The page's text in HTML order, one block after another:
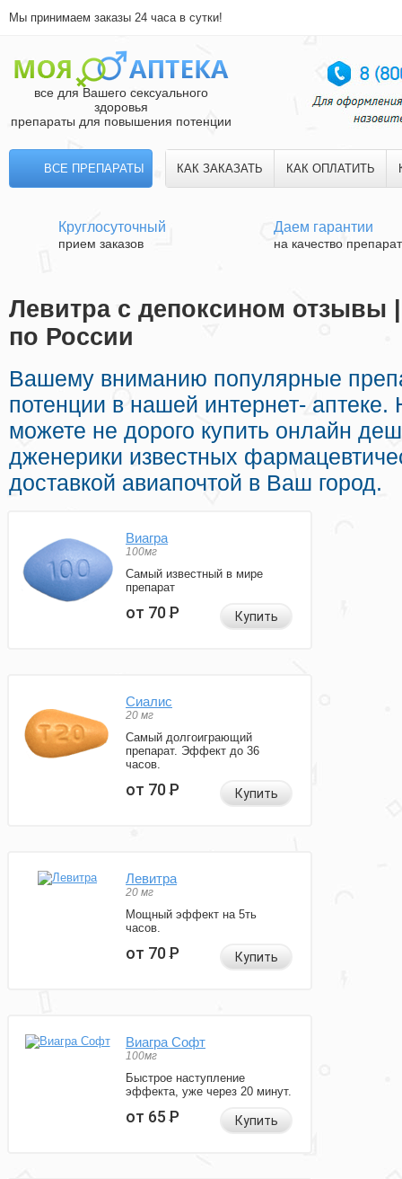
Мы принимаем заказы 24 часа в сутки!
все для Вашего сексуального
здоровья
препараты для повышения потенции
ВСЕ ПРЕПАРАТЫ КАК ЗАКАЗАТЬ КАК ОПЛАТИТЬ
Круглосуточный
прием заказов
Даем гарантии
на качество
Левитра с депоксином отзывы
по России
Вашему вниманию популярные
потенции в нашей интернет-
можете не дорого купить онлайн
дженерики известных
доставкой авиапочтой в Ваш город.
Виагра
100мг
Самый известный в мире
препарат
от 70Р Купить
Сиалис
20 мг
Самый долгоиграющий
препарат. Эффект до 36
часов.
от 70Р Купить
Левитра
20 мг
Мощный эффект на 5ть
часов.
от 70Р Купить
Виагра Софт
100мг
Быстрое наступление
эффекта, уже через 20 минут.
от 65Р Купить